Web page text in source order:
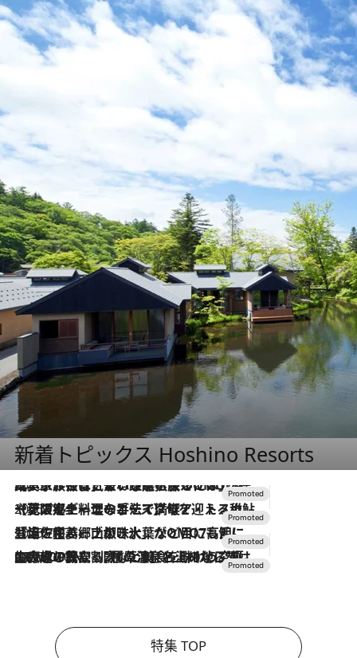
新着トピックス Hoshino Resorts
2026.7.31
【ホテル帰省】という選択肢をOMOが提案。家族とほどよい距離を保つには「昼は実家、夜は気兼ねなくホテルで！」
2026.7.24
【夏限定ディナーコース】旬を迎える稚鮎や花ズッキーニなどをイタリア・トスカーナの郷土料理の手法で満喫！
2026.7.17
「土佐和ハーブかき氷」がOMO7高知に登場！生姜、山椒、大葉など目にも舌にも涼を呼ぶ郷土の味
2026.7.10
NEW OPEN！【界 草津】名湯の地に誕生。趣の異なる2種の温泉と上州ならではの会席・蕎麦割烹など美食を味わう究極の癒やし旅
特集 TOP